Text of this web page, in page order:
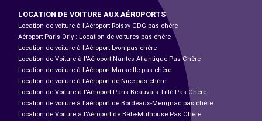
LOCATION DE VOITURE AUX AÉROPORTS
Location de voiture à l'Aéroport Roissy-CDG pas chère
Aéroport Paris-Orly : Location de voitures pas chère
Location de voiture à l'Aéroport Lyon pas chère
Location de Voiture à l'Aéroport Nantes Atlantique Pas Chère
Location de voiture à l'Aéroport Marseille pas chère
Location de voiture à l'Aéroport de Nice pas chère
Location de Voiture à l'Aéroport Paris Beauvais-Tillé Pas Chère
Location de voiture à l’aéroport de Bordeaux-Mérignac pas chère
Location de Voiture à l'Aéroport de Bâle-Mulhouse Pas Chère